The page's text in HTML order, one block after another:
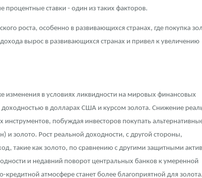
ставки - один из таких факторов.
роста, особенно в развивающихся странах, где покупка
вырос в развивающихся странах и привел к увеличению
изменения в условиях ликвидности на мировых финансовых
доходностью в долларах США и курсом золота. Снижение
побуждая инвесторов покупать
золото. Рост реальной доходности, с другой стороны,
такие как золото, по сравнению с другими защитными
и недавний поворот центральных банков к умеренной
атмосфере станет более благоприятной для золота.